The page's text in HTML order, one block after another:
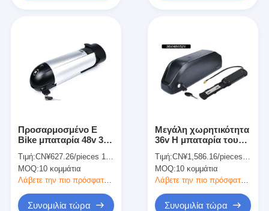
Προσαρμοσμένο E
Bike μπαταρία 48v 36V
μπουκάλι στυλ για
βουνό ποδήλατα
Τιμή:CN¥627.26/pieces 10-99 pieces
MOQ:10 κομμάτια
Λάβετε την πιο πρόσφατη τιμή
Συνομιλία τώρα
Μεγάλη χωρητικότητα
36v Η μπαταρία του
ποδηλάτου Η
μπαταρία λιθίου
ισχύος για ποδήλατα
Τιμή:CN¥1,586.16/pieces 10-99 pieces
MOQ:10 κομμάτια
Λάβετε την πιο πρόσφατη τιμή
Συνομιλία τώρα